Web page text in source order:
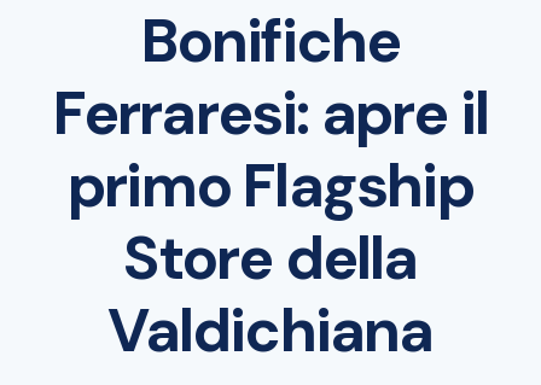
Bonifiche
Ferraresi: apre il
primo Flagship
Store della
Valdichiana